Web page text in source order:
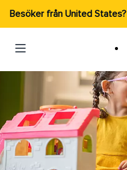
Besöker från United States?